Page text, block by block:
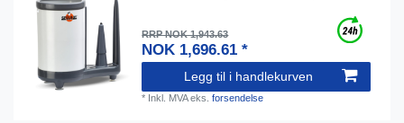
RRP NOK 1,943.63
NOK 1,696.61 *
Legg til i handlekurven
* Inkl. MVAeks.forsendelse